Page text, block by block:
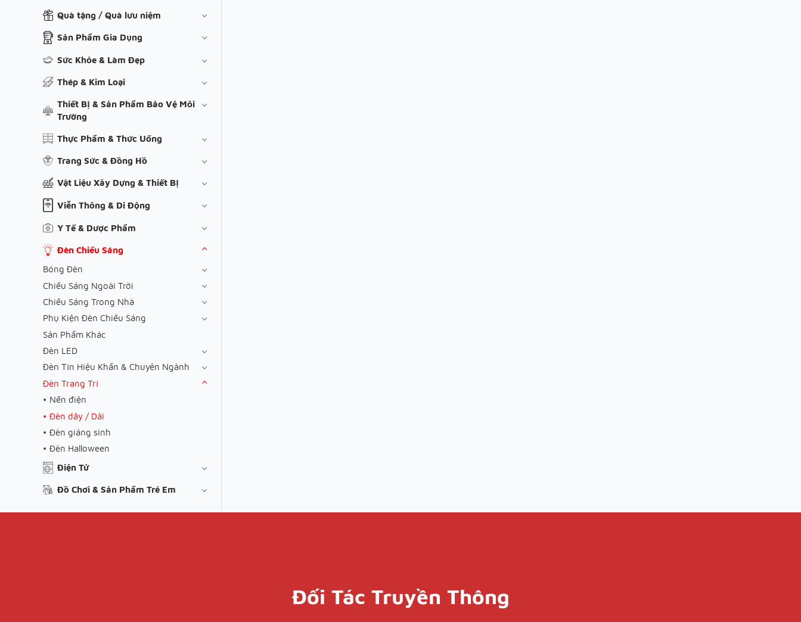
Quà tặng / Quà lưu niệm
Sản Phẩm Gia Dụng
Sức Khỏe & Làm Đẹp
Thép & Kim Loại
Thiết Bị & Sản Phẩm Bảo Vệ Môi
Trường
Thực Phẩm & Thức Uống
Trang Sức & Đồng Hồ
Vật Liệu Xây Dựng & Thiết Bị
Viễn Thông & Di Động
Y Tế & Dược Phẩm
Đèn Chiếu Sáng
Bóng Đèn
Chiếu Sáng Ngoài Trời
Chiếu Sáng Trong Nhà
Phụ Kiện Đèn Chiếu Sáng
Sản Phẩm Khác
Đèn LED
Đèn Tín Hiệu Khẩn & Chuyên Ngành
Đèn Trang Trí
Nến điện
Đèn dây / Dải
Đèn giáng sinh
Đèn Halloween
Điện Tử
Đồ Chơi & Sản Phẩm Trẻ Em
Đối Tác Truyền Thông